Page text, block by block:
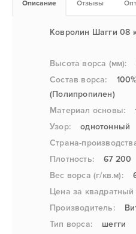
Описание Отзывы
Ковролин Шагги 08
Высота ворса (мм):
Состав ворса:
(Полипропилен)
Материал основы:
Узор:
однотонный
Страна-
Плотность:
67 200
Вес ворса (г/кв.м):
Цена за квадратный
Производитель:
Тип ворса:
шегги